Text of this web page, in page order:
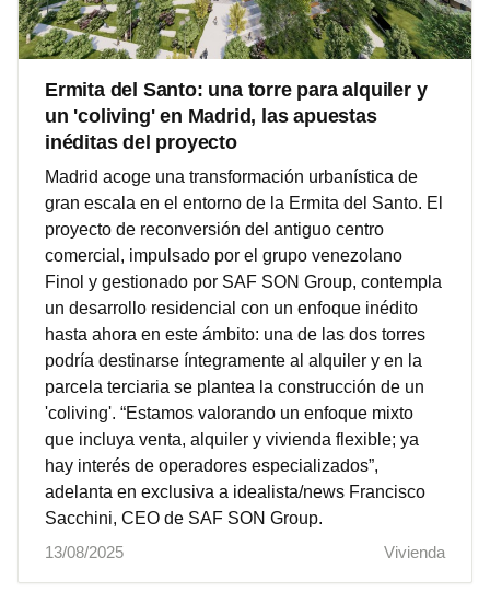
Ermita del Santo: una torre para alquiler y
un 'coliving' en Madrid, las apuestas
inéditas del proyecto
Madrid acoge una transformación urbanística de
gran escala en el entorno de la Ermita del Santo. El
proyecto de reconversión del antiguo centro
comercial, impulsado por el grupo venezolano
Finol y gestionado por SAF SON Group, contempla
un desarrollo residencial con un enfoque inédito
hasta ahora en este ámbito: una de las dos torres
podría destinarse íntegramente al alquiler y en la
parcela terciaria se plantea la construcción de un
'coliving'. “Estamos valorando un enfoque mixto
que incluya venta, alquiler y vivienda flexible; ya
hay interés de operadores especializados”,
adelanta en exclusiva a idealista/news Francisco
Sacchini, CEO de SAF SON Group.
13/08/2025
Vivienda